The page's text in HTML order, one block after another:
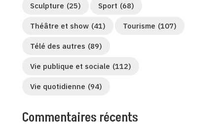
Sculpture (25) Sport (68)
Théâtre et show (41) Tourisme (107)
Télé des autres (89)
Vie publique et sociale (112)
Vie quotidienne (94)
Commentaires récents